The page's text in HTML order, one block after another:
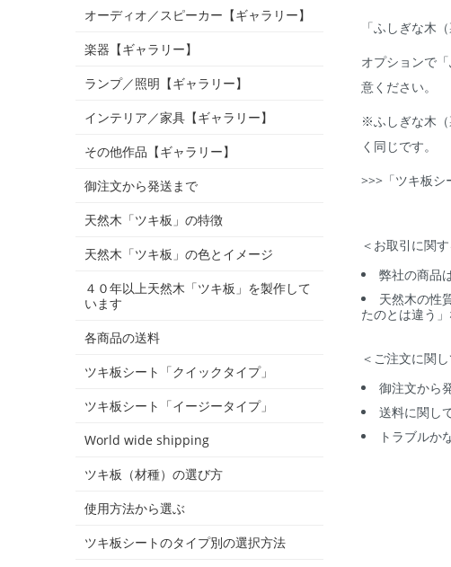
「ふしぎな木
オプションで
意ください。
※ふしぎな木（
く同じです。
>>> 「ツキ板
＜お取引に関
弊社の商品
天然木の性
たのとは違う
＜ご注文に関し
御注文から
送料に関し
トラブルか
オーディオ／スピーカー【ギャラリー】
楽器【ギャラリー】
ランプ／照明【ギャラリー】
インテリア／家具【ギャラリー】
その他作品【ギャラリー】
御注文から発送まで
天然木「ツキ板」の特徴
天然木「ツキ板」の色とイメージ
４０年以上天然木「ツキ板」を製作して
います
各商品の送料
ツキ板シート「クイックタイプ」
ツキ板シート「イージータイプ」
World wide shipping
ツキ板（材種）の選び方
使用方法から選ぶ
ツキ板シートのタイプ別の選択方法